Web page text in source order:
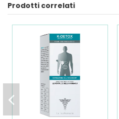
Prodotti correlati